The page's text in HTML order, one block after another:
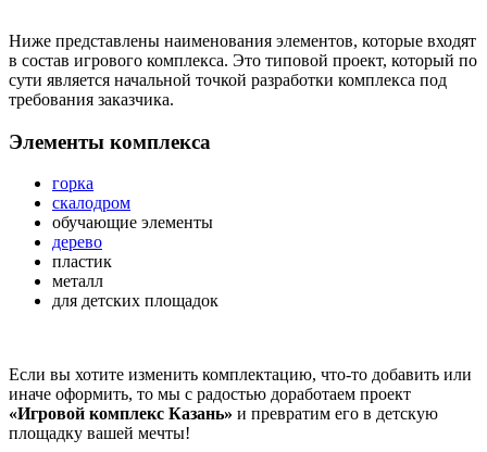
Ниже представлены наименования элементов, которые входят
в состав игрового комплекса. Это типовой проект, который по
сути является начальной точкой разработки комплекса под
требования заказчика.
Элементы комплекса
горка
скалодром
обучающие элементы
дерево
пластик
металл
для детских площадок
Если вы хотите изменить комплектацию, что-то добавить или
иначе оформить, то мы с радостью доработаем проект
«Игровой комплекс Казань» и превратим его в детскую
площадку вашей мечты!